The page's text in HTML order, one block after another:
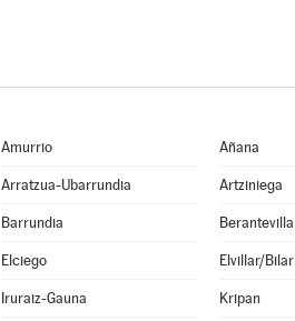
Amurrio Añana
Arratzua-Ubarrundia Artziniega
Barrundia Berantevilla
Elciego Elvillar/Bilar
Iruraiz-Gauna Kripan